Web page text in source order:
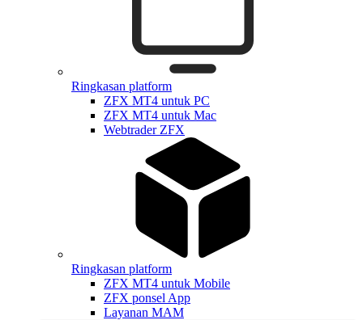
Ringkasan platform
ZFX MT4 untuk PC
ZFX MT4 untuk Mac
Webtrader ZFX
Ringkasan platform
ZFX MT4 untuk Mobile
ZFX ponsel App
Layanan MAM